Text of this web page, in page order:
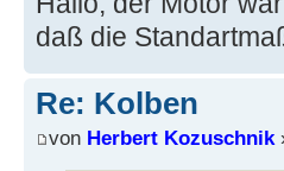
daß die
Re: Kolben
von Herbert Kozuschnik